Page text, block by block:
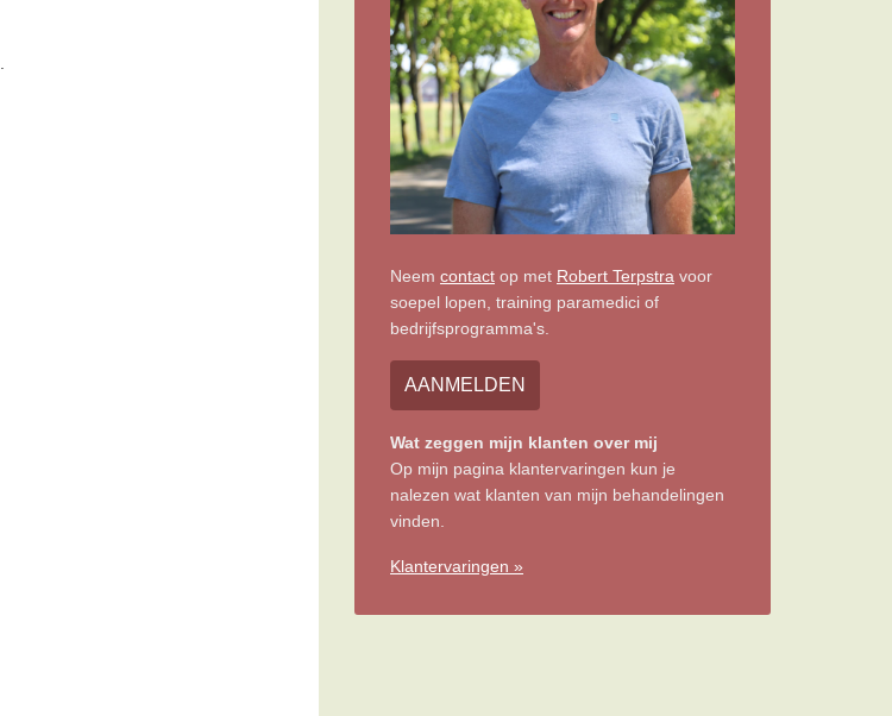
Neem contact op met Robert Terpstra voor
soepel lopen, training paramedici of
bedrijfsprogramma's.
AANMELDEN
Wat zeggen mijn klanten over mij
Op mijn pagina klantervaringen kun je
nalezen wat klanten van mijn behandelingen
vinden.
Klantervaringen »